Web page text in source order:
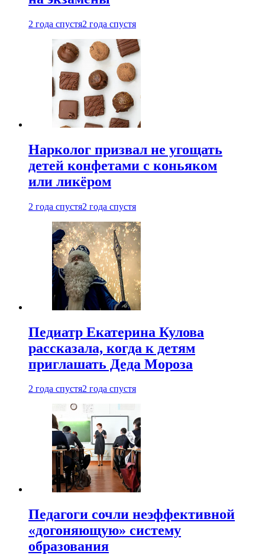
2 года спустя2 года спустя
Нарколог призвал не угощать
детей конфетами с коньяком
или ликёром
2 года спустя2 года спустя
Педиатр Екатерина Кулова
рассказала, когда к детям
приглашать Деда Мороза
2 года спустя2 года спустя
Педагоги сочли неэффективной
«догоняющую» систему
образования